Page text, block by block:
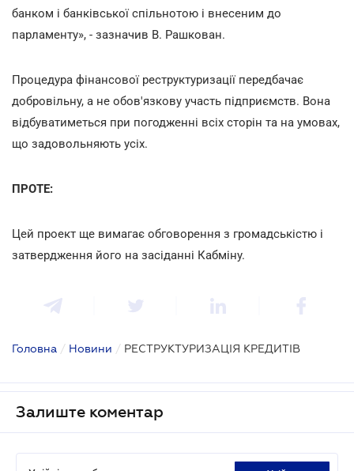
банком і банківської спільнотою і внесеним до
парламенту», - зазначив В. Рашкован.
Процедура фінансової реструктуризації передбачає
добровільну, а не обов'язкову участь підприємств. Вона
відбуватиметься при погодженні всіх сторін та на умовах,
що задовольняють усіх.
ПРОТЕ:
Цей проект ще вимагає обговорення з громадськістю і
затвердження його на засіданні Кабміну.
Головна / Новини / РЕСТРУКТУРИЗАЦІЯ КРЕДИТІВ
Залиште коментар